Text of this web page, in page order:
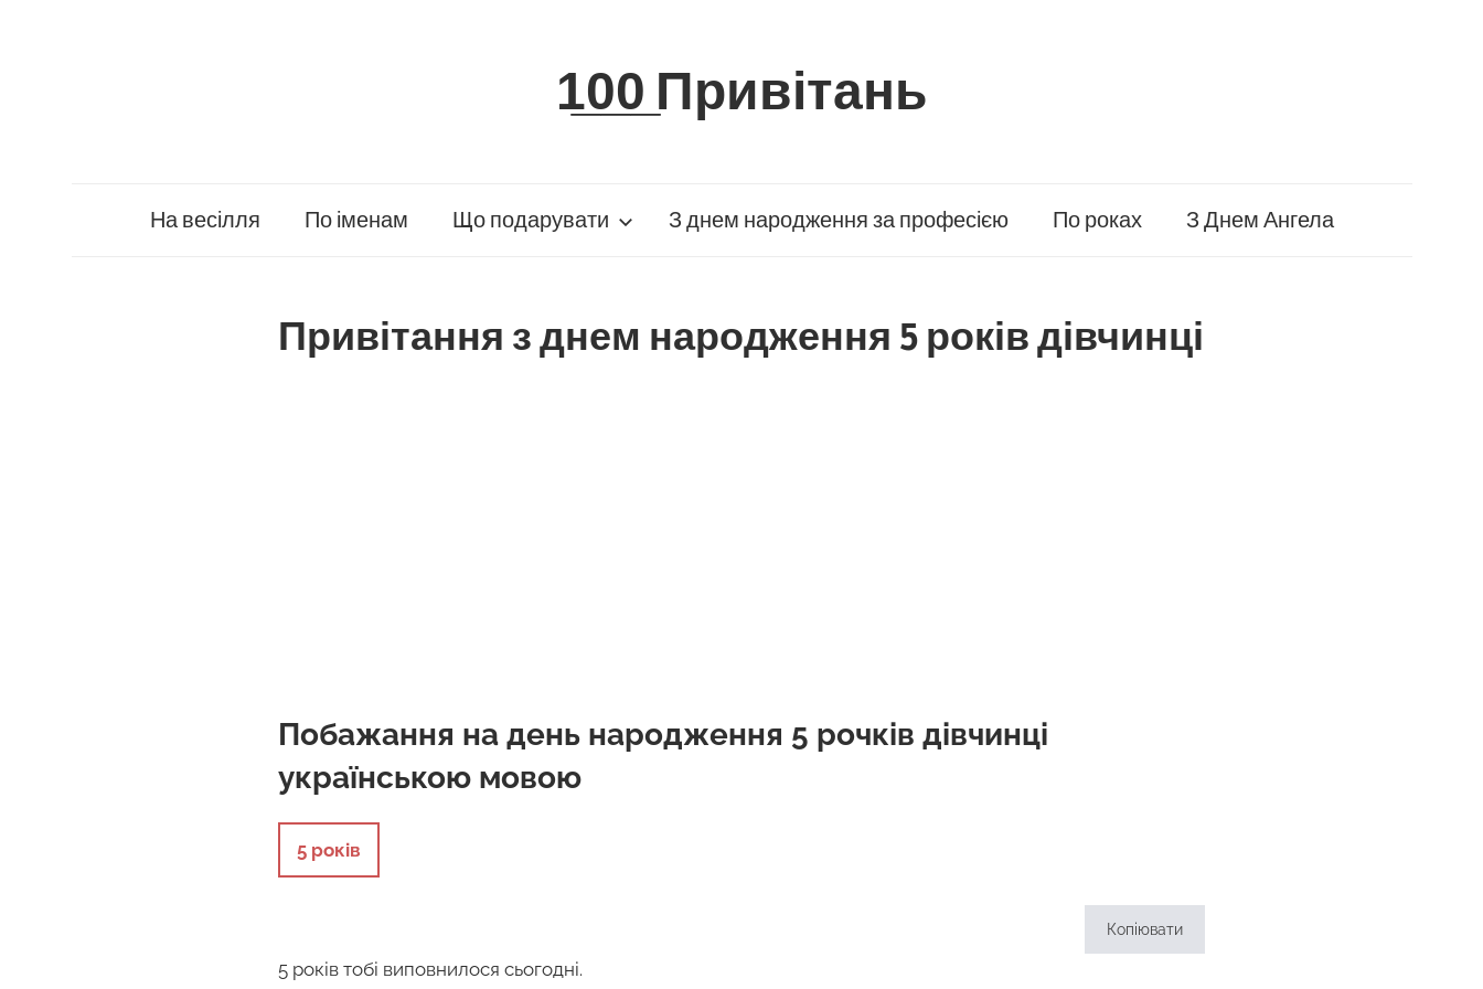
1̲0̲0̲ Привітань
На весілля По іменам Що подарувати З днем народження за професією По роках З Днем Ангела
Привітання з днем народження 5 років дівчинці
Побажання на день народження 5 рочків дівчинці
українською мовою
5 років
Копіювати
5 років тобі виповнилося сьогодні.